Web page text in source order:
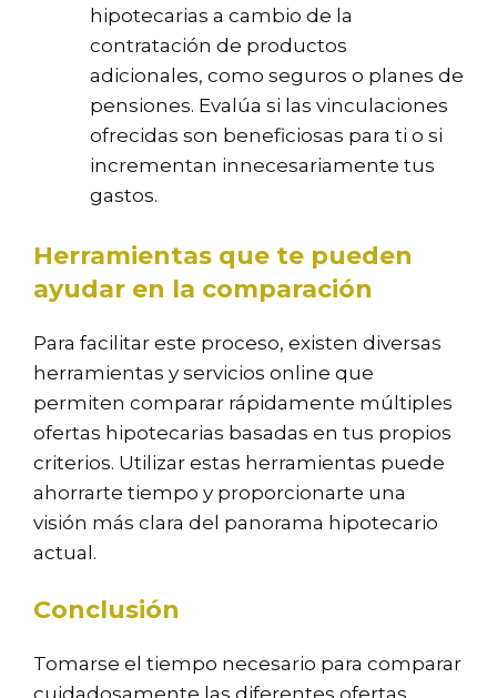
hipotecarias a cambio de la
contratación de productos
adicionales, como seguros o planes de
pensiones. Evalúa si las vinculaciones
ofrecidas son beneficiosas para ti o si
incrementan innecesariamente tus
gastos.
Herramientas que te pueden
ayudar en la comparación
Para facilitar este proceso, existen diversas
herramientas y servicios online que
permiten comparar rápidamente múltiples
ofertas hipotecarias basadas en tus propios
criterios. Utilizar estas herramientas puede
ahorrarte tiempo y proporcionarte una
visión más clara del panorama hipotecario
actual.
Conclusión
Tomarse el tiempo necesario para comparar